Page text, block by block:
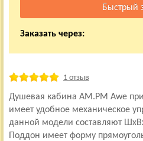
Заказать через:
1 отзыв
Душевая кабина AM.PM Awe
имеет удобное механическое
данной модели составляют
Поддон имеет форму